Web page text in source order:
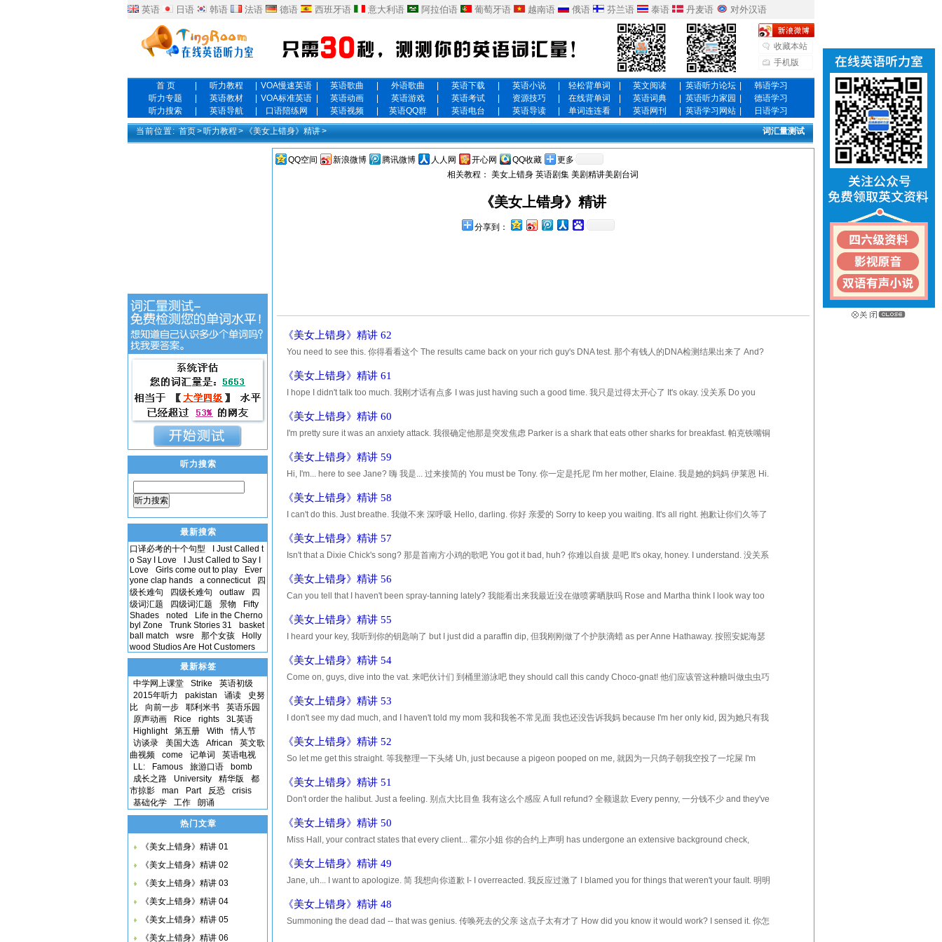
英语 日语 韩语 法语 德语 西班牙语 意大利语 阿拉伯语 葡萄牙语 越南语 俄语 芬兰语 泰语 丹麦语 对外汉语
收藏本站
手机版
首 页 听力教程 VOA慢速英语 英语歌曲 外语歌曲 英语下载 英语小说 轻松背单词 英文阅读 英语听力论坛
韩语学习
听力专题
英语教材 VOA标准英语 英语动画 英语游戏 英语考试 资源技巧 在线背单词 英语词典 英语听力家园
德语学习
听力搜索
英语导航 口语陪练网 英语视频 英语QQ群 英语电台 英语导读 单词连连看 英语网刊 英语学习网站 日语学习
词汇量测试
当前位置: 首页>听力教程 > 《美女上错身》精讲>
QQ空间 新浪微博 腾讯微博 人人网 开心网 QQ收藏
更多
相关教程：美女上错身 英语剧集 美剧精讲美剧台词
《美女上错身》精讲
分享到：
《美女上错身》精讲 62
You need to see this. 你得看看这个 The results came back on your rich guy's DNA test. 那个有钱人的DNA检测结果出来了 And?
《美女上错身》精讲 61
I hope I didn't talk too much. 我刚才话有点多 I was just having such a good time. 我只是过得太开心了 It's okay. 没关系 Do you
《美女上错身》精讲 60
I'm pretty sure it was an anxiety attack. 我很确定他那是突发焦虑 Parker is a shark that eats other sharks for breakfast. 帕克铁嘴铜
《美女上错身》精讲 59
Hi, I'm... here to see Jane? 嗨 我是... 过来接简的 You must be Tony. 你一定是托尼 I'm her mother, Elaine. 我是她的妈妈 伊莱恩 Hi.
《美女上错身》精讲 58
I can't do this. Just breathe. 我做不来 深呼吸 Hello, darling. 你好 亲爱的 Sorry to keep you waiting. It's all right. 抱歉让你们久等了
《美女上错身》精讲 57
Isn't that a Dixie Chick's song? 那是首南方小鸡的歌吧 You got it bad, huh? 你难以自拔 是吧 It's okay, honey. I understand. 没关系
《美女上错身》精讲 56
Can you tell that I haven't been spray-tanning lately? 我能看出来我最近没在做喷雾晒肤吗 Rose and Martha think I look way too
《美女上错身》精讲 55
I heard your key, 我听到你的钥匙响了 but I just did a paraffin dip, 但我刚刚做了个护肤滴蜡 as per Anne Hathaway. 按照安妮海瑟
《美女上错身》精讲 54
Come on, guys, dive into the vat. 来吧伙计们 到桶里游泳吧 they should call this candy Choco-gnat! 他们应该管这种糖叫做虫虫巧
《美女上错身》精讲 53
I don't see my dad much, and I haven't told my mom 我和我爸不常见面 我也还没告诉我妈 because I'm her only kid, 因为她只有我
《美女上错身》精讲 52
So let me get this straight. 等我整理一下头绪 Uh, just because a pigeon pooped on me, 就因为一只鸽子朝我空投了一坨屎 I'm
《美女上错身》精讲 51
Don't order the halibut. Just a feeling. 别点大比目鱼 我有这么个感应 A full refund? 全额退款 Every penny, 一分钱不少 and they've
《美女上错身》精讲 50
Miss Hall, your contract states that every client... 霍尔小姐 你的合约上声明 has undergone an extensive background check,
《美女上错身》精讲 49
Jane, uh... I want to apologize. 简 我想向你道歉 I- I overreacted. 我反应过激了 I blamed you for things that weren't your fault. 明明
《美女上错身》精讲 48
Summoning the dead dad -- that was genius. 传唤死去的父亲 这点子太有才了 How did you know it would work? I sensed it. 你怎
听力搜索
听力搜索
最新搜索
口译必考的十个句型
I Just Called t
o Say I Love
I Just Called to Say I
Love
Girls come out to play
Ever
yone clap hands
a connecticut
四
级长难句
四级长难句 outlaw
四
级词汇题
四级词汇题 景物
Fifty
Shades
noted
Life in the Cherno
byl Zone
Trunk Stories 31
basket
ball match
wsre 那个女孩
Holly
wood Studios Are Hot Customers
最新标签
中学网上课堂
Strike
英语初级
2015年听力
pakistan 诵读
史努
比
向前一步 耶利米书
英语乐园
原声动画
Rice rights
3L英语
Highlight
第五册 With
情人节
访谈录
美国大选 African
英文歌
曲视频
come 记单词
英语电视
LL:
Famous 旅游口语
bomb
成长之路
University 精华版
都
市掠影
man Part 反恐
crisis
基础化学
工作 朗诵
热门文章
《美女上错身》精讲 01
《美女上错身》精讲 02
《美女上错身》精讲 03
《美女上错身》精讲 04
《美女上错身》精讲 05
《美女上错身》精讲 06